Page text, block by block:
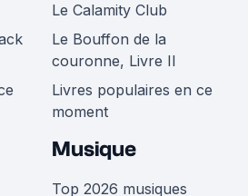
Le Calamity Club
Le Bouffon de la
couronne, Livre II
Livres populaires en ce
moment
Musique
Top 2026 musiques